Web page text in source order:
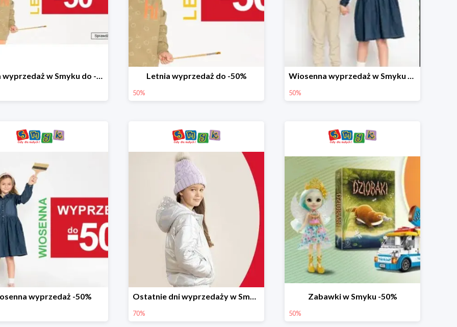
Letnia wyprzedaż w Smyku do -50% Letnia wyprzedaż do -50%
50%
Wiosenna wyprzedaż w Smyku do -50%
50%
wyprzedaż -50% Ostatnie dni wyprzedaży w Smyku do -70%
70%
Zabawki w Smyku -50%
50%